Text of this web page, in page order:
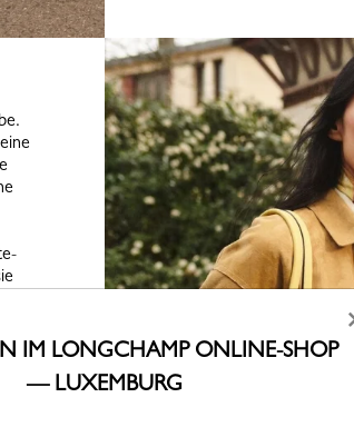
IM LONGCHAMP ONLINE-SHOP
— LUXEMBURG